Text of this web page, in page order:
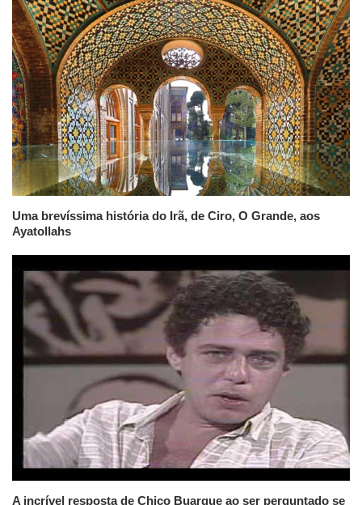
Uma brevíssima história do Irã, de Ciro, O Grande, aos
Ayatollahs
A incrível resposta de Chico Buarque ao ser perguntado se